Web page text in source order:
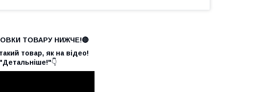
ТОВАРУ НИЖЧЕ!🔴
товар, як на відео!
👇